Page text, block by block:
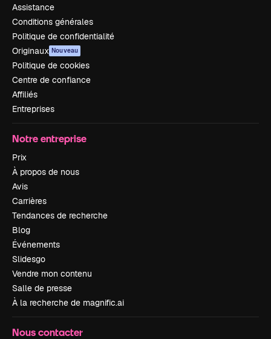
Assistance
Conditions générales
Politique de confidentialité
Originaux Nouveau
Politique de cookies
Centre de confiance
Affiliés
Entreprises
Notre entreprise
Prix
À propos de nous
Avis
Carrières
Tendances de recherche
Blog
Événements
Slidesgo
Vendre mon contenu
Salle de presse
À la recherche de magnific.ai
Nous contacter